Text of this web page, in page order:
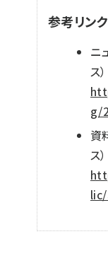
参考リンク
ニ
ス）
g/
資
ス）